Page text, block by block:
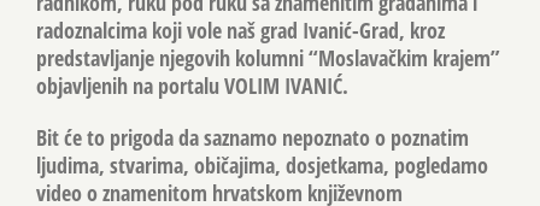
radoznalcima koji vole naš grad Ivanić-Grad, kroz
predstavljanje njegovih kolumni “Moslavačkim krajem”
objavljenih na portalu VOLIM IVANIĆ.
Bit će to prigoda da saznamo nepoznato o poznatim
ljudima, stvarima, običajima, dosjetkama, pogledamo
video o znamenitom hrvatskom književnom